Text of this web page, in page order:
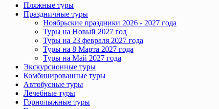
Пляжные туры
Праздничные туры
Ноябрьские праздники 2026 - 2027 года
Туры на Новый 2027 год
Туры на 23 февраля 2027 года
Туры на 8 Марта 2027 года
Туры на Май 2027 года
Экскурсионные туры
Комбинированные туры
Автобусные туры
Лечебные туры
Горнолыжные туры